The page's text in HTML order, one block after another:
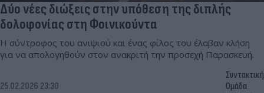
Δύο νέες διώξεις στην υπόθεση της διπλής
δολοφονίας στη Φοινικούντα
Η σύντροφος του ανιψιού και ένας φίλος του έλαβαν κλήση
για να απολογηθούν στον ανακριτή την προσεχή Παρασκευή.
25.02.2026 23:30
Συντακτική
Ομάδα